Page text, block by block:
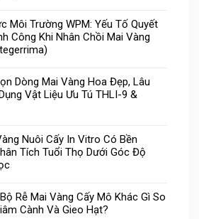
Môi Trường WPM: Yếu Tố Quyết
Công Khi Nhân Chồi Mai Vàng
Dòng Mai Vàng Hoa Đẹp, Lâu
Vật Liệu Ưu Tú THLI-9 &
Nuôi Cấy In Vitro Có Bền
Tích Tuổi Thọ Dưới Góc Độ
Rễ Mai Vàng Cấy Mô Khác Gì So
Cành Và Gieo Hạt?